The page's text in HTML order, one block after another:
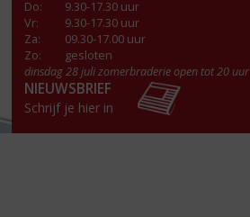
Do:
9.30-17.30 uur
Vr:
9.30-17.30 uur
Za:
09.30-17.00 uur
Zo:
gesloten
dinsdag 28 juli zomerbraderie open tot 20 uur
NIEUWSBRIEF
Schrijf je hier in